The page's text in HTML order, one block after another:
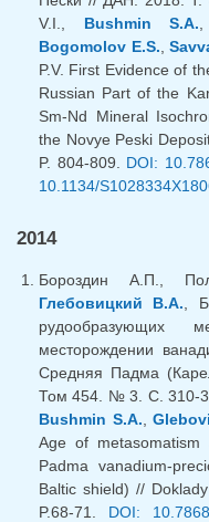
V.I., Bushmin S.A.
Bogomolov E.S.
P.V. First Evidence of
Russian Part of the
Sm-Nd Mineral
the Novye Peski
P. 804-809. DOI:
10.1134/
2014
Бороздин А.П.,
Глебовицкий В.А.,
рудообразующих
месторождении
Средняя Падма
Том 454. № 3. С. 310-
Bushmin S.A.,
Age of
Padma vanadium-
Baltic shield) //
P.68-71. DOI: